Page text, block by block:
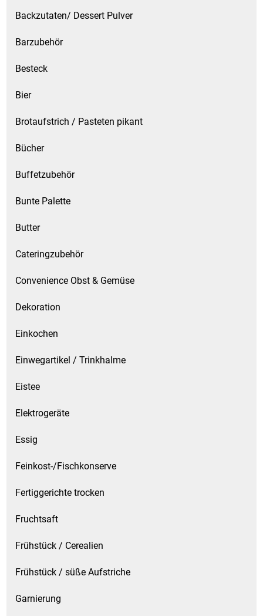
Backzutaten/ Dessert Pulver
Barzubehör
Besteck
Bier
Brotaufstrich / Pasteten pikant
Bücher
Buffetzubehör
Bunte Palette
Butter
Cateringzubehör
Convenience Obst & Gemüse
Dekoration
Einkochen
Einwegartikel / Trinkhalme
Eistee
Elektrogeräte
Essig
Feinkost-/Fischkonserve
Fertiggerichte trocken
Fruchtsaft
Frühstück / Cerealien
Frühstück / süße Aufstriche
Garnierung